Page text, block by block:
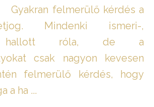
Gyakran felmerülő kérdés a
Mindenki ismeri-,
hallott róla, de a
csak nagyon kevesen
felmerülő kérdés, hogy
a ha ...